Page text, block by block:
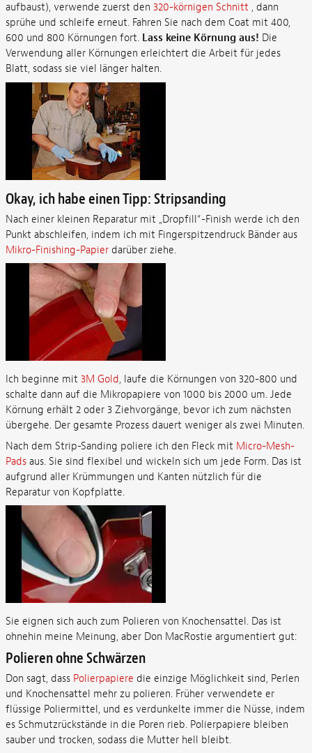
aufbaust), verwende zuerst den 320-körnigen Schnitt , dann
sprühe und schleife erneut. Fahren Sie nach dem Coat mit 400,
600 und 800 Körnungen fort. Lass keine Körnung aus! Die
Verwendung aller Körnungen erleichtert die Arbeit für jedes
Blatt, sodass sie viel länger halten.
Okay, ich habe einen Tipp: Stripsanding
Nach einer kleinen Reparatur mit „Dropfill“-Finish werde ich den
Punkt abschleifen, indem ich mit Fingerspitzendruck Bänder aus
Mikro-Finishing-Papierdarüber ziehe.
Ich beginne mit 3M Gold, laufe die Körnungen von 320-800 und
schalte dann auf die Mikropapiere von 1000 bis 2000 um. Jede
Körnung erhält 2 oder 3 Ziehvorgänge, bevor ich zum nächsten
übergehe. Der gesamte Prozess dauert weniger als zwei Minuten.
Nach dem Strip-Sanding poliere ich den Fleck mit Micro-Mesh-
Padsaus. Sie sind flexibel und wickeln sich um jede Form. Das ist
aufgrund aller Krümmungen und Kanten nützlich für die
Reparatur von Kopfplatte.
Sie eignen sich auch zum Polieren von Knochensattel. Das ist
ohnehin meine Meinung, aber Don MacRostie argumentiert gut:
Polieren ohne Schwärzen
Don sagt, dass Polierpapiere die einzige Möglichkeit sind, Perlen
und Knochensattel mehr zu polieren. Früher verwendete er
flüssige Poliermittel, und es verdunkelte immer die Nüsse, indem
es Schmutzrückstände in die Poren rieb. Polierpapiere bleiben
sauber und trocken, sodass die Mutter hell bleibt.